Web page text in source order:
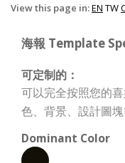
View this page in:EN TW
海報 Template
可定制的：
可以完全按照您的
色、背景、設計圖塊
Dominant Color